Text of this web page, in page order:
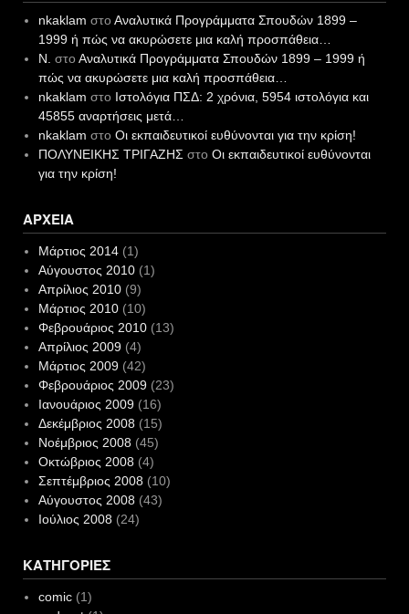
nkaklam στοΑναλυτικά Προγράμματα Σπουδών 1899 –
1999 ή πώς να ακυρώσετε μια καλή προσπάθεια…
N. στοΑναλυτικά Προγράμματα Σπουδών 1899 – 1999 ή
πώς να ακυρώσετε μια καλή προσπάθεια…
nkaklam στο Ιστολόγια ΠΣΔ: 2 χρόνια, 5954 ιστολόγια και
45855 αναρτήσεις μετά…
nkaklam στο Οι εκπαιδευτικοί ευθύνονται για την κρίση!
ΠΟΛΥΝΕΙΚΗΣ ΤΡΙΓΑΖΗΣ στο Οι εκπαιδευτικοί ευθύνονται
για την κρίση!
ΑΡΧΕΊΑ
Μάρτιος 2014(1)
Αύγουστος 2010(1)
Απρίλιος 2010(9)
Μάρτιος 2010(10)
Φεβρουάριος 2010(13)
Απρίλιος 2009(4)
Μάρτιος 2009(42)
Φεβρουάριος 2009(23)
Ιανουάριος 2009(16)
Δεκέμβριος 2008(15)
Νοέμβριος 2008(45)
Οκτώβριος 2008(4)
Σεπτέμβριος 2008(10)
Αύγουστος 2008(43)
Ιούλιος 2008(24)
ΚΑΤΗΓΟΡΊΕΣ
comic(1)